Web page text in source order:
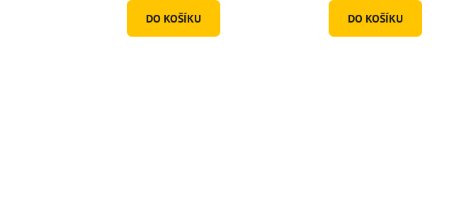
DO KOŠÍKU DO KOŠÍKU